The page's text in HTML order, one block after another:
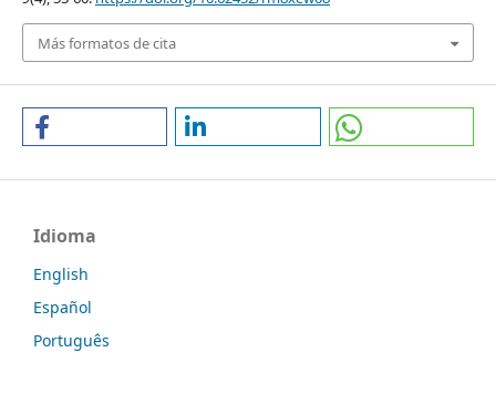
Más formatos de cita
Idioma
English
Español
Português